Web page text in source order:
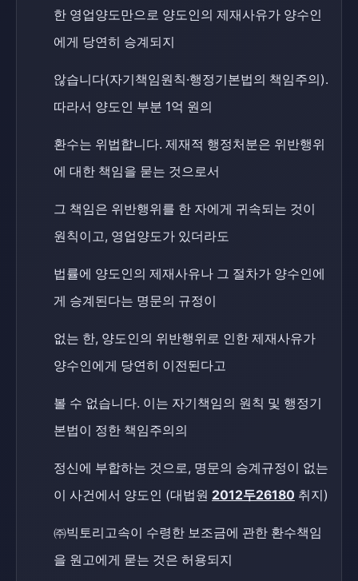
한 영업양도만으로 양도인의 제재사유가 양수인
에게 당연히 승계되지
않습니다(자기책임원칙·행정기본법의 책임주의).
따라서 양도인 부분 1억 원의
환수는 위법합니다. 제재적 행정처분은 위반행위
에 대한 책임을 묻는 것으로서
그 책임은 위반행위를 한 자에게 귀속되는 것이
원칙이고, 영업양도가 있더라도
법률에 양도인의 제재사유나 그 절차가 양수인에
게 승계된다는 명문의 규정이
없는 한, 양도인의 위반행위로 인한 제재사유가
양수인에게 당연히 이전된다고
볼 수 없습니다. 이는 자기책임의 원칙 및 행정기
본법이 정한 책임주의의
정신에 부합하는 것으로, 명문의 승계규정이 없는
이 사건에서 양도인 (대법원 2012두26180 취지)
㈜빅토리고속이 수령한 보조금에 관한 환수책임
을 원고에게 묻는 것은 허용되지